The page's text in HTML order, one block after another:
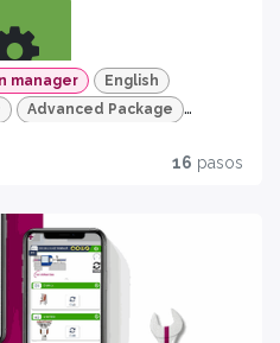
efficace e mirato
per questo corso
management
manager
English
Advanced Package
16 pasos